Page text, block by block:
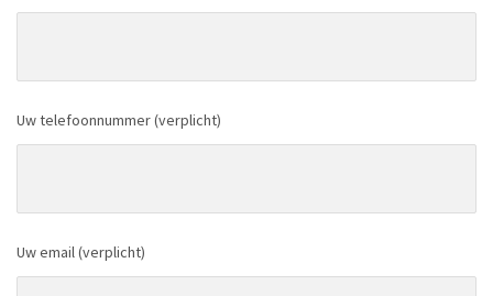
Uw telefoonnummer (verplicht)
Uw email (verplicht)